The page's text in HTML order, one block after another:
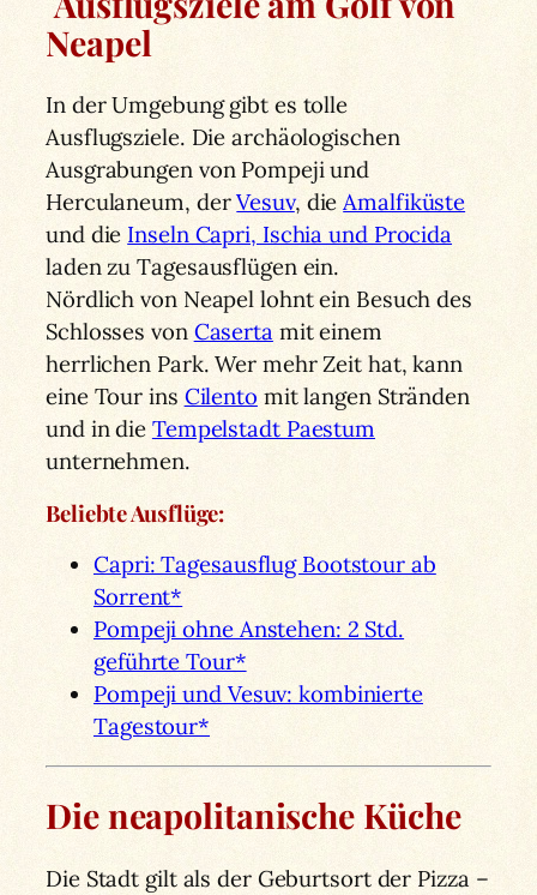
Neapel
In der Umgebung gibt es tolle
Ausflugsziele. Die archäologischen
Ausgrabungen von Pompeji und
Herculaneum, derVesuv, dieAmalfiküste
und die Inseln Capri, Ischia und Procida
laden zu Tagesausflügen ein.
Nördlich von Neapel lohnt ein Besuch des
Schlosses von Caserta mit einem
herrlichen Park. Wer mehr Zeit hat, kann
eine Tour ins Cilento mit langen Stränden
und in die Tempelstadt Paestum
unternehmen.
Beliebte Ausflüge:
Capri: Tagesausflug Bootstour ab
Sorrent*
Pompeji ohne Anstehen: 2 Std.
geführte Tour*
Pompeji und Vesuv: kombinierte
Tagestour*
Die neapolitanische Küche
Die Stadt gilt als der Geburtsort der Pizza –